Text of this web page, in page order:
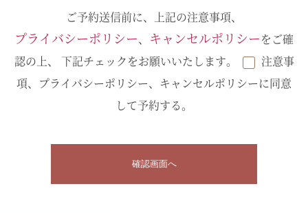
ご予約送信前に、上記の注意事項、
プライバシーポリシー、 キャンセルポリシーをご確
認の上、 下記チェックをお願いいたします。
注意事
項、プライバシーポリシー、キャンセルポリシーに同意
して予約する。